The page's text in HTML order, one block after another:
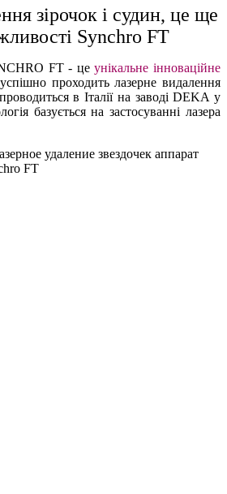
зірочок і судин, це ще
Synchro FT
FT - цеунікальне інноваційне
проходить лазерне видалення
в Італії на заводі DEKA у
базується на застосуванні лазера